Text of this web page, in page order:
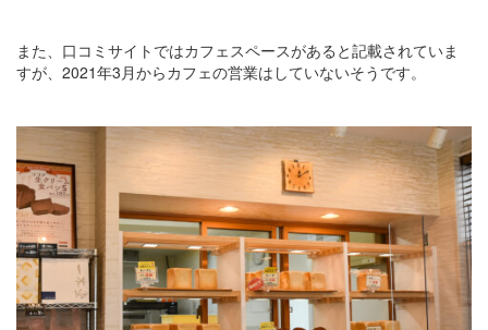
また、口コミサイトではカフェスペースがあると記載されていま
すが、2021年3月からカフェの営業はしていないそうです。